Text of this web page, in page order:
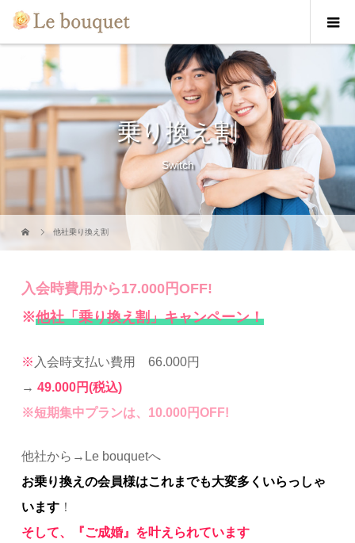
乗り換え割
Switch
他社乗り換え割
入会時費用から17.000円OFF!
※他社「乗り換え割」キャンペーン！
※ 入会時支払い費用 66.000円
→ 49.000円(税込)
※短期集中プランは、10.000円OFF!
他社から→Le bouquetへ
お乗り換えの会員様はこれまでも大変多くいらっしゃ
います ！
そして、『ご成婚』を叶えられています